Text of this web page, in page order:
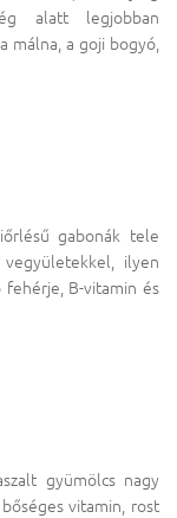
alatt legjobban
málna, a goji bogyó,
gabonák tele
ilyen
fehérje, B-vitamin és
gyümölcs nagy
vitamin, rost